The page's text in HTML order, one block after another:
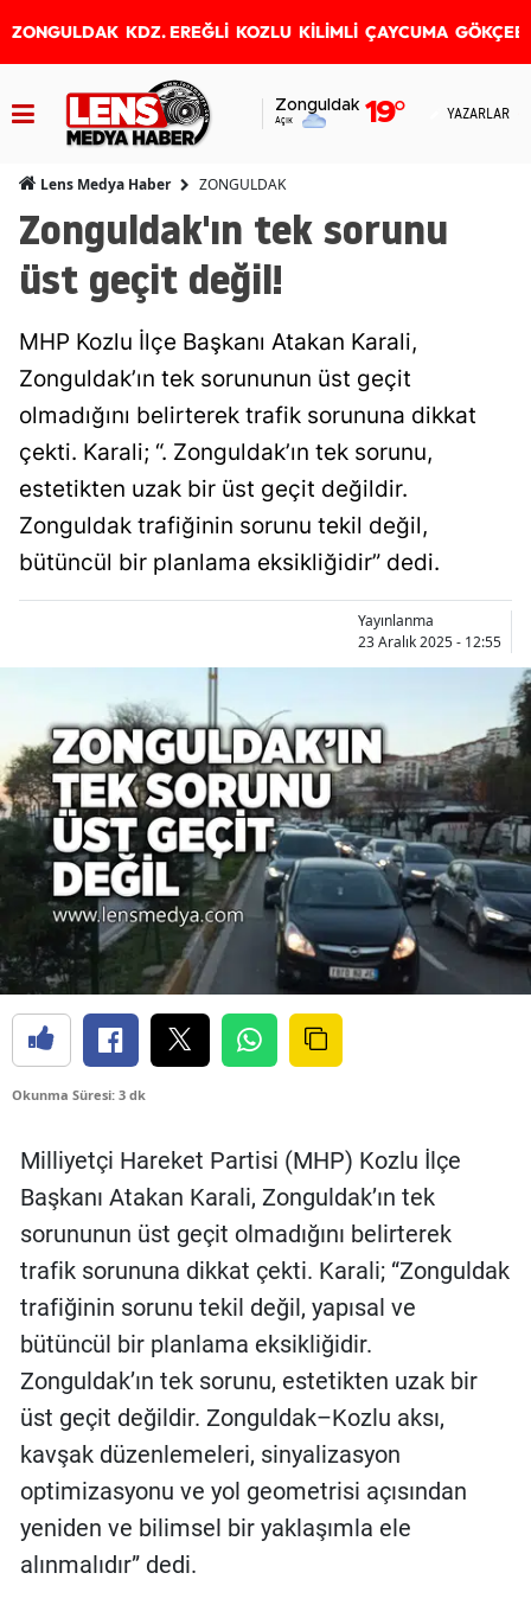
ZONGULDAK KDZ. EREĞLİ KOZLU KİLİMLİ ÇAYCUMA
Zonguldak
Açık 19° YAZARLAR
Lens Medya Haber ZONGULDAK
Zonguldak'ın tek sorunu
üst geçit değil!
MHP Kozlu İlçe Başkanı Atakan Karali,
Zonguldak’ın tek sorununun üst geçit
olmadığını belirterek trafik sorununa dikkat
çekti. Karali; “. Zonguldak’ın tek sorunu,
estetikten uzak bir üst geçit değildir.
Zonguldak trafiğinin sorunu tekil değil,
bütüncül bir planlama eksikliğidir” dedi.
Yayınlanma
23 Aralık 2025 - 12:55
Okunma Süresi: 3 dk
Milliyetçi Hareket Partisi (MHP) Kozlu İlçe
Başkanı Atakan Karali, Zonguldak’ın tek
sorununun üst geçit olmadığını belirterek
trafik sorununa dikkat çekti. Karali; “Zonguldak
trafiğinin sorunu tekil değil, yapısal ve
bütüncül bir planlama eksikliğidir.
Zonguldak’ın tek sorunu, estetikten uzak bir
üst geçit değildir. Zonguldak–Kozlu aksı,
kavşak düzenlemeleri, sinyalizasyon
optimizasyonu ve yol geometrisi açısından
yeniden ve bilimsel bir yaklaşımla ele
alınmalıdır” dedi.